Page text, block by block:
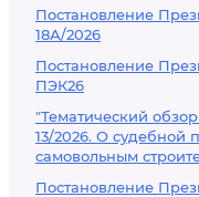
Постановление
18А/2026
Постановление
ПЭК26
"Тематический
13/2026. О судебной
самовольным
Постановление